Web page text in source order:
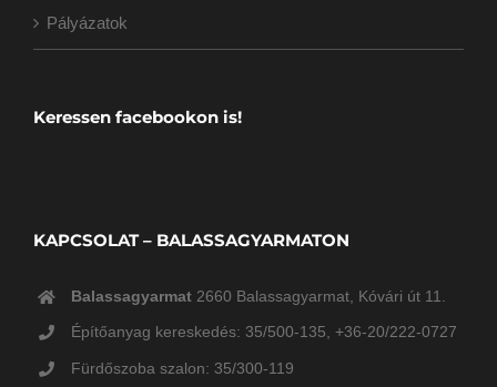
Pályázatok
Keressen facebookon is!
KAPCSOLAT – BALASSAGYARMATON
Balassagyarmat2660 Balassagyarmat, Kóvári út 11.
Építőanyag kereskedés: 35/500-135, +36-20/222-0727
Fürdőszoba szalon: 35/300-119